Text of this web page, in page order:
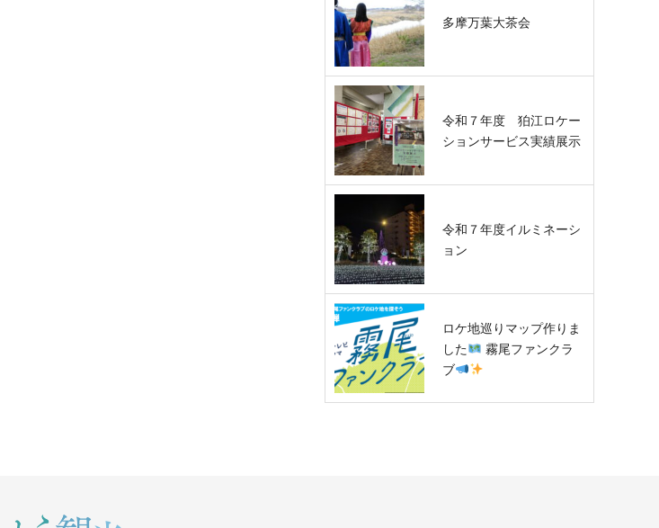
多摩万葉大茶会
令和７年度 狛江ロケー
ションサービス実績展示
令和７年度イルミネーシ
ョン
ロケ地巡りマップ作りま
した
霧尾ファンクラ
ブ